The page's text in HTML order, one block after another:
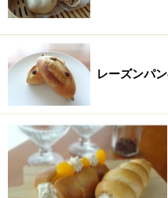
フィリングの材料
桜あん
レーズンパ